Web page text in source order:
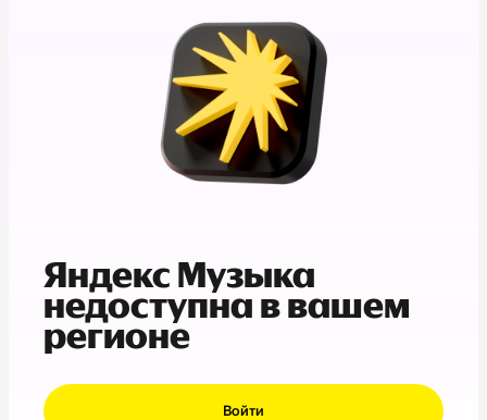
Яндекс Музыка
недоступна в вашем
регионе
Войти